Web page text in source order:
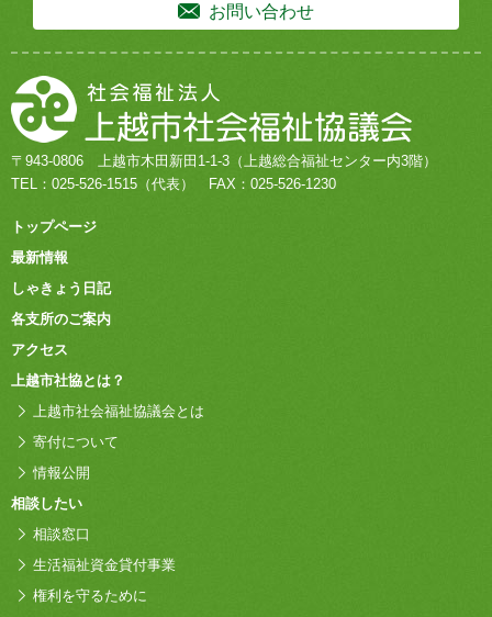
お問い合わせ
〒943-0806 上越市木田新田1-1-3 （上越総合福祉センター内3階）
TEL： 025-526-1515 （代表） FAX：025-526-1230
トップページ
最新情報
しゃきょう日記
各支所のご案内
アクセス
上越市社協とは？
上越市社会福祉協議会とは
寄付について
情報公開
相談したい
相談窓口
生活福祉資金貸付事業
権利を守るために